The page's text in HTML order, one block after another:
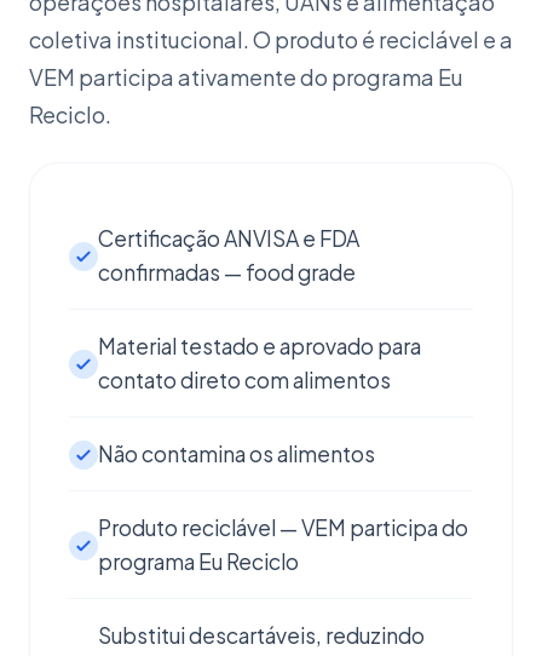
coletiva institucional. O produto é reciclável e a
VEM participa ativamente do programa Eu
Reciclo.
Certificação ANVISA e FDA
confirmadas — food grade
Material testado e aprovado para
contato direto com alimentos
Não contamina os alimentos
Produto reciclável — VEM participa do
programa Eu Reciclo
Substitui descartáveis, reduzindo